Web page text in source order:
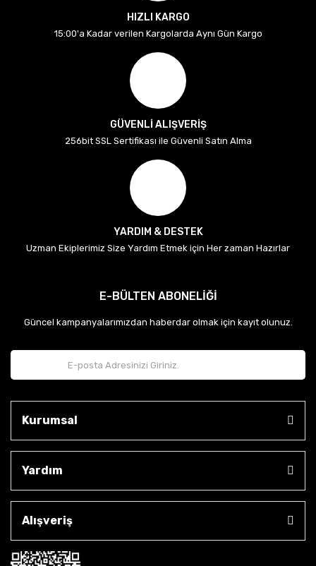
HIZLI KARGO
15:00'a Kadar verilen Kargolarda Aynı Gün Kargo
GÜVENLİ ALIŞVERİŞ
256bit SSL Sertifikası ile Güvenli Satın Alma
YARDIM & DESTEK
Uzman Ekiplerimiz Size Yardım Etmek için Her zaman Hazırlar
E-BÜLTEN ABONELİĞİ
Güncel kampanyalarımızdan haberdar olmak için kayıt olunuz.
Kurumsal
Yardım
Alışveriş